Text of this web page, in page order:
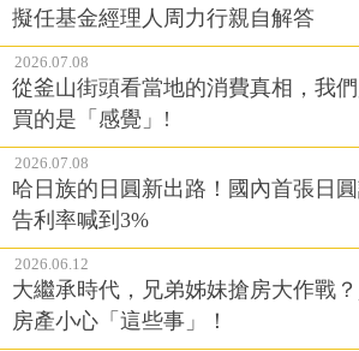
擬任基金經理人周力行親自解答
2026.07.08
從釜山街頭看當地的消費真相，我
買的是「感覺」!
2026.07.08
哈日族的日圓新出路！國內首張日
告利率喊到3%
2026.06.12
大繼承時代，兄弟姊妹搶房大作戰
房產小心「這些事」！